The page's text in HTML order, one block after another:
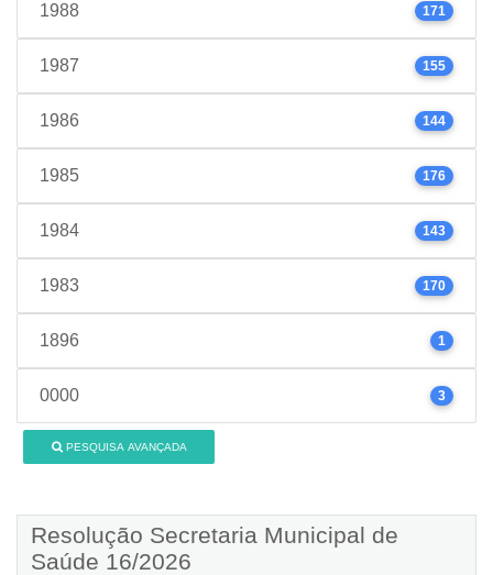
1988 171
1987 155
1986 144
1985 176
1984 143
1983 170
1896 1
0000 3
PESQUISA AVANÇADA
Resolução Secretaria Municipal de
Saúde 16/2026